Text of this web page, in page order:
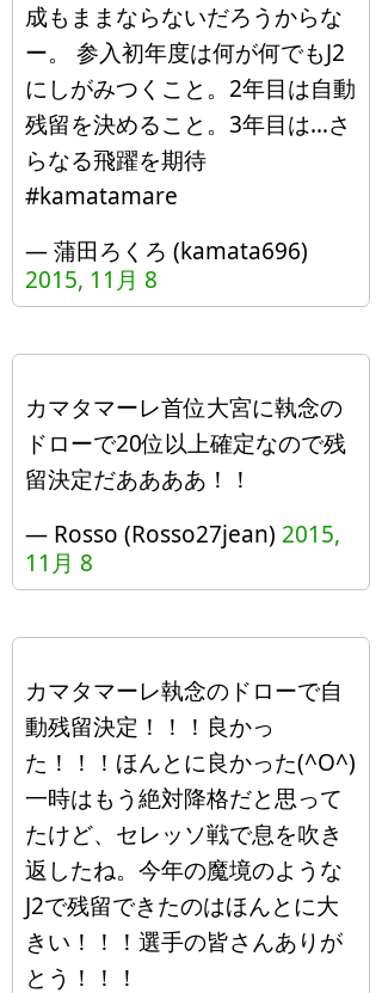
成もままならないだろうからな
ー。 参入初年度は何が何でもJ2
にしがみつくこと。2年目は自動
残留を決めること。3年目は…さ
らなる飛躍を期待
#kamatamare
— 蒲田ろくろ (kamata696)
2015, 11月 8
カマタマーレ首位大宮に執念の
ドローで20位以上確定なので残
留決定だああああ！！
— Rosso (Rosso27jean) 2015,
11月 8
カマタマーレ執念のドローで自
動残留決定！！！良かっ
た！！！ほんとに良かった(^O^)
一時はもう絶対降格だと思って
たけど、セレッソ戦で息を吹き
返したね。今年の魔境のような
J2で残留できたのはほんとに大
きい！！！選手の皆さんありが
とう！！！